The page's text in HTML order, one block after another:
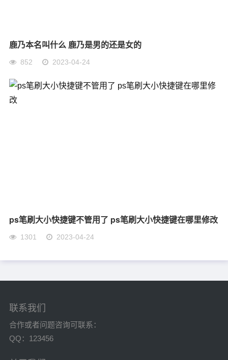
鹿乃本名叫什么 鹿乃是男的还是女的
852 2023-04-24
ps笔刷大小快捷键不管用了 ps笔刷大小快捷键在哪里修改
1301 2023-04-24
联系我们
合作或者问题咨询可联系：
QQ：123456